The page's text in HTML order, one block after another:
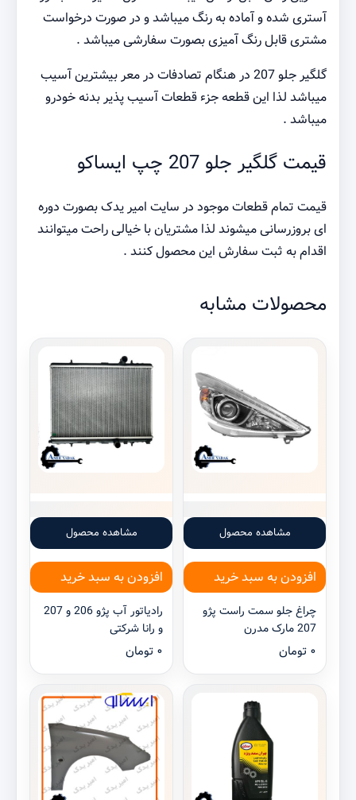
آستری شده و آماده به رنگ میباشد و در صورت درخواست
مشتری قابل رنگ آمیزی بصورت سفارشی میباشد .
گلگیر جلو 207 در هنگام تصادفات در معر بیشترین آسیب
میباشد لذا این قطعه جزء قطعات آسیب پذیر بدنه خودرو
میباشد .
قیمت گلگیر جلو 207 چپ ایساکو
قیمت تمام قطعات موجود در سایت امیر یدک بصورت دوره
ای بروزرسانی میشوند لذا مشتریان با خیالی راحت میتوانند
اقدام به ثبت سفارش این محصول کنند .
محصولات مشابه
مشاهده محصول
افزودن به سبد خرید
چراغ جلو سمت راست پژو
207 مارک مدرن
۰ تومان
مشاهده محصول
افزودن به سبد خرید
رادیاتور آب پژو 206 و 207
و رانا شرکتی
۰ تومان